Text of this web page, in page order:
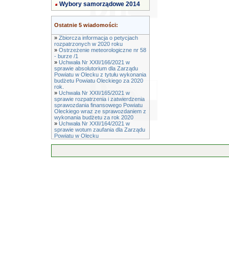
Wybory samorządowe 2014
Ostatnie 5 wiadomości:
» Zbiorcza informacja o petycjach
rozpatrzonych w 2020 roku
» Ostrzeżenie meteorologiczne nr 58
- burze /1
» Uchwała Nr XXII/166/2021 w
sprawie absolutorium dla Zarządu
Powiatu w Olecku z tytułu wykonania
budżetu Powiatu Oleckiego za 2020
rok.
» Uchwała Nr XXII/165/2021 w
sprawie rozpatrzenia i zatwierdzenia
sprawozdania finansowego Powiatu
Oleckiego wraz ze sprawozdaniem z
wykonania budżetu za rok 2020
» Uchwała Nr XXII/164/2021 w
sprawie wotum zaufania dla Zarządu
Powiatu w Olecku